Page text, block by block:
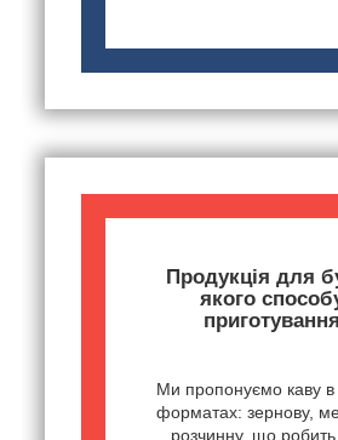
Продукція для
якого
приготування
Ми пропонуємо каву в
форматах: зернову,
розчинну, що